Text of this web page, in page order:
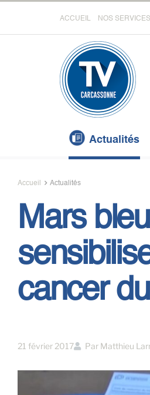
ACCUEIL NOS SERVICES
Actualités
Accueil Actualités
Mars
cancer
21 février 2017 Par Matthieu